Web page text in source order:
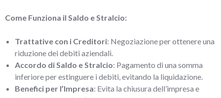
Come Funziona il Saldo e Stralcio:
Trattative con i Creditori: Negoziazione per ottenere una
riduzione dei debiti aziendali.
Accordo di Saldo e Stralcio: Pagamento di una somma
inferiore per estinguere i debiti, evitando la liquidazione.
Benefici per l’Impresa: Evita la chiusura dell’impresa e